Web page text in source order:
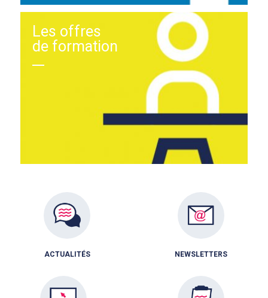
Les offres
de formation
ACTUALITÉS NEWSLETTERS